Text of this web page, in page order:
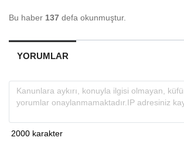
Bu haber 137 defa okunmuştur.
YORUMLAR